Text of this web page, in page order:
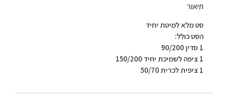
תיאור
סט מלא למיטת יחיד
הסט כולל:
1 סדין 90/200
1 ציפה לשמיכת יחיד 150/200
1 ציפית לכרית 50/70